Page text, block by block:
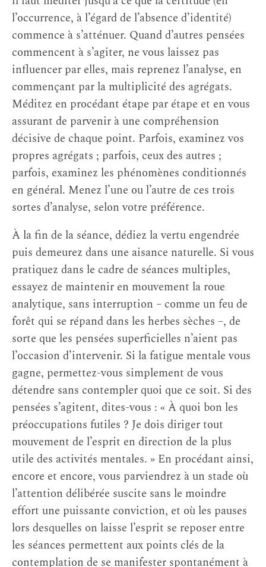
l’occurrence, à l’égard de l’absence d’identité)
commence à s’atténuer. Quand d’autres pensées
commencent à s’agiter, ne vous laissez pas
influencer par elles, mais reprenez l’analyse, en
commençant par la multiplicité des agrégats.
Méditez en procédant étape par étape et en vous
assurant de parvenir à une compréhension
décisive de chaque point. Parfois, examinez vos
propres agrégats ; parfois, ceux des autres ;
parfois, examinez les phénomènes conditionnés
en général. Menez l’une ou l’autre de ces trois
sortes d’analyse, selon votre préférence.
À la fin de la séance, dédiez la vertu engendrée
puis demeurez dans une aisance naturelle. Si vous
pratiquez dans le cadre de séances multiples,
essayez de maintenir en mouvement la roue
analytique, sans interruption – comme un feu de
forêt qui se répand dans les herbes sèches –, de
sorte que les pensées superficielles n’aient pas
l’occasion d’intervenir. Si la fatigue mentale vous
gagne, permettez-vous simplement de vous
détendre sans contempler quoi que ce soit. Si des
pensées s’agitent, dites-vous : « À quoi bon les
préoccupations futiles ? Je dois diriger tout
mouvement de l’esprit en direction de la plus
utile des activités mentales. » En procédant ainsi,
encore et encore, vous parviendrez à un stade où
l’attention délibérée suscite sans le moindre
effort une puissante conviction, et où les pauses
lors desquelles on laisse l’esprit se reposer entre
les séances permettent aux points clés de la
contemplation de se manifester spontanément à